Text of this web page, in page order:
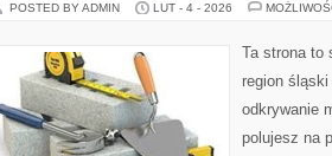
POSTED BY ADMIN LUT - 4 - 2026
Ta strona to
region
odkrywanie
polujesz na